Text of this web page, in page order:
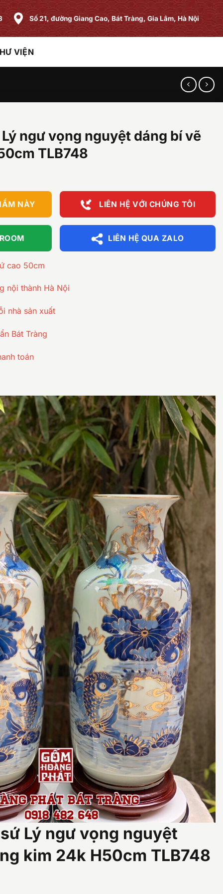
Số 21, đường Giang Cao, Bát Tràng, Gia Lâm, Hà Nội
VIỆN
ngư vọng nguyệt dáng bí vẽ
TLB748
NÀY LIÊN HỆ VỚI CHÚNG TÔI
LIÊN HỆ QUA ZALO
cao 50cm
nội thành Hà Nội
nhà sản xuất
Bát Tràng
toán
Lý ngư vọng nguyệt
kim 24k H50cm TLB748